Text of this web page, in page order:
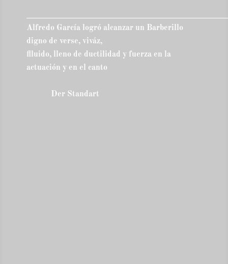
Alfredo García logró alcanzar un Barberillo
digno de verse, viváz,
flluido, lleno de ductilidad y fuerza en la
actuación y en el canto
Der Standart